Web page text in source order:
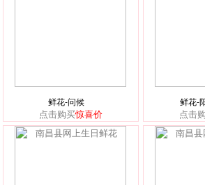
鲜花-问候
点击购买惊喜价
鲜花-
点击